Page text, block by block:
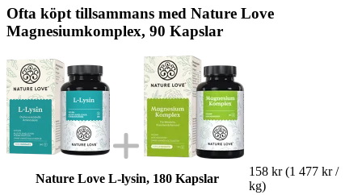
Ofta köpt tillsammans med Nature Love
Magnesiumkomplex, 90 Kapslar
Nature Love L-lysin, 180 Kapslar
158 kr (1 477 kr /
kg)